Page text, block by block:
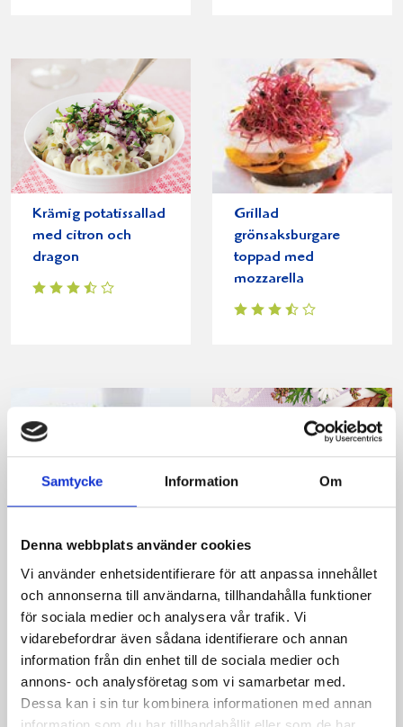
Samtycke Information Om
Denna webbplats använder cookies
Vi använder enhetsidentifierare för att anpassa innehållet
och annonserna till användarna, tillhandahålla funktioner
för sociala medier och analysera vår trafik. Vi
vidarebefordrar även sådana identifierare och annan
information från din enhet till de sociala medier och
annons- och analysföretag som vi samarbetar med.
Dessa kan i sin tur kombinera informationen med annan
Krämig potatissallad
med citron och
dragon
Grillad
grönsaksburgare
toppad med
mozzarella
Nykokt sparris med
crème fraiche-fyllda
ägg
Kronärtskocksröra